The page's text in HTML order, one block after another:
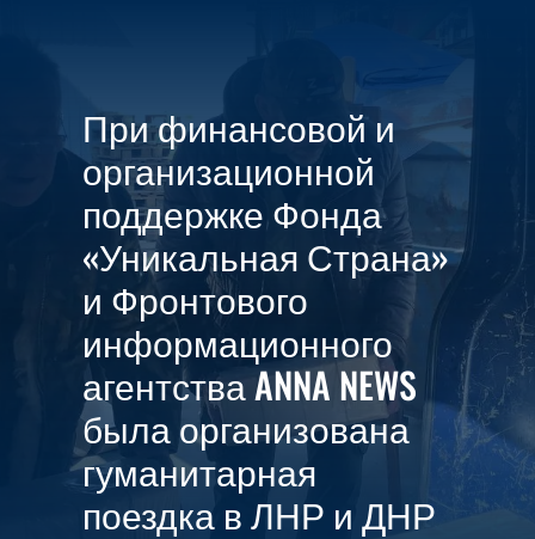
При финансовой и
организационной
поддержке Фонда
«Уникальная Страна»
и Фронтового
информационного
агентства ANNA NEWS
была организована
гуманитарная
поездка в ЛНР и ДНР